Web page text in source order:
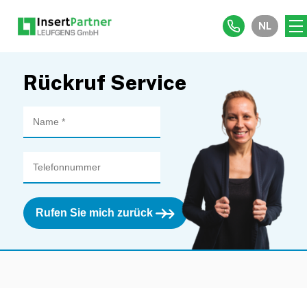
NL
Rückruf Service
Rufen Sie mich zurück